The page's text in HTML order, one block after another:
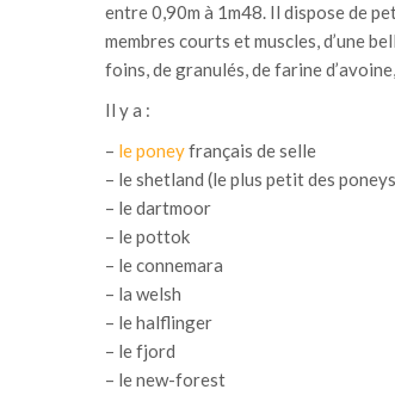
entre 0,90m à 1m48. Il dispose de
membres courts et muscles, d’une
foins, de granulés, de farine
Il y a :
– le poneyfrançais de selle
– le shetland (le plus petit des
– le dartmoor
– le pottok
– le connemara
– la welsh
– le halflinger
– le fjord
– le new-forest